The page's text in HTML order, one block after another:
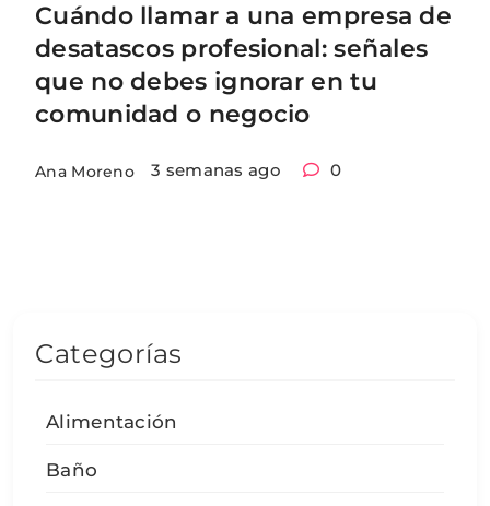
Cuándo llamar a una empresa de
desatascos profesional: señales
que no debes ignorar en tu
comunidad o negocio
Ana Moreno 3 semanas ago 0
Categorías
Alimentación
Baño